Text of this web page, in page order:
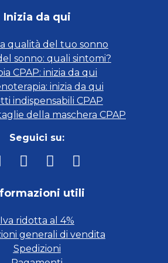
Inizia da qui
qualità del tuo sonno
sonno: quali sintomi?
CPAP: inizia da qui
inizia da qui
indispensabili CPAP
della maschera CPAP
Seguici su:
utili
Iva ridotta al 4%
generali di vendita
Spedizioni